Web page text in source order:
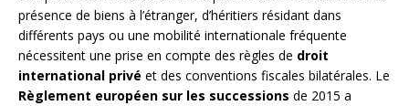
présence de biens à l’étranger, d’héritiers résidant dans
différents pays ou une mobilité internationale fréquente
nécessitent une prise en compte des règles de droit
international privé et des conventions fiscales bilatérales. Le
Règlement européen sur les successions de 2015 a